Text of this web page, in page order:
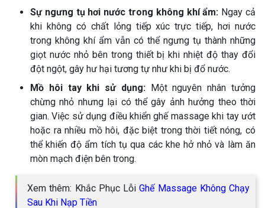
Sự ngưng tụ hơi nước trong không khí ẩm: Ngay cả
khi không có chất lỏng tiếp xúc trực tiếp, hơi nước
trong không khí ẩm vẫn có thể ngưng tụ thành những
giọt nước nhỏ bên trong thiết bị khi nhiệt độ thay đổi
đột ngột, gây hư hại tương tự như khi bị đổ nước.
Mồ hôi tay khi sử dụng:Một nguyên nhân tưởng
chừng nhỏ nhưng lại có thể gây ảnh hưởng theo thời
gian. Việc sử dụng điều khiển ghế massage khi tay ướt
hoặc ra nhiều mồ hôi, đặc biệt trong thời tiết nóng, có
thể khiến độ ẩm tích tụ qua các khe hở nhỏ và làm ăn
mòn mạch điện bên trong.
Xem thêm: Khắc Phục LỗiGhế Massage Không Chạy
Sau Khi Nạp Tiền